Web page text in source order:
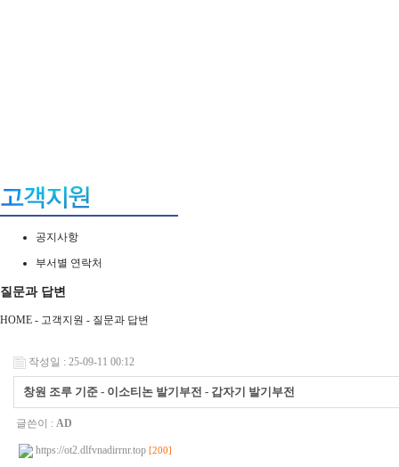
공지사항
부서별 연락처
질문과 답변
HOME - 고객지원 - 질문과 답변
작성일 : 25-09-11 00:12
창원 조루 기준 - 이소티논 발기부전 - 갑자기 발기부전
글쓴이 : AD
https://ot2.dlfvnadirrnr.top [200]